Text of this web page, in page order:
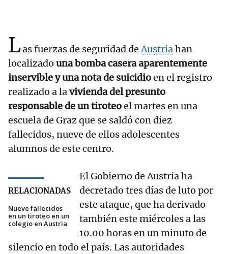
Las fuerzas de seguridad deAustriahan
localizado una bomba casera aparentemente
inservible y una nota de suicidioen el registro
realizado a lavivienda del presunto
responsable de un tiroteoel martes en una
escuela de Graz que se saldó con diez
fallecidos, nueve de ellos adolescentes
alumnos de este centro.
RELACIONADAS
Nueve fallecidos
en un tiroteo en un
colegio en Austria
El Gobierno de Austria ha
decretado tres días de luto por
este ataque, que ha derivado
también este miércoles a las
10.00 horas en un minuto de
silencio en todo el país. Las autoridades